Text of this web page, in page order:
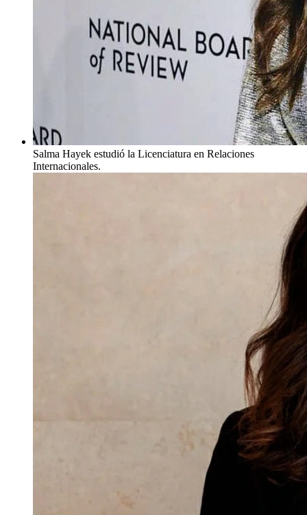
Salma Hayek estudió la Licenciatura en Relaciones
Internacionales.